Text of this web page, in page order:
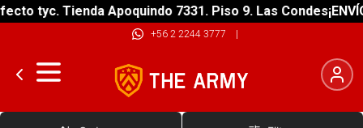
tyc. Tienda Apoquindo 7331. Piso 9. Las Condes
+56 2 2244 3777 |
Tubos de Asiento